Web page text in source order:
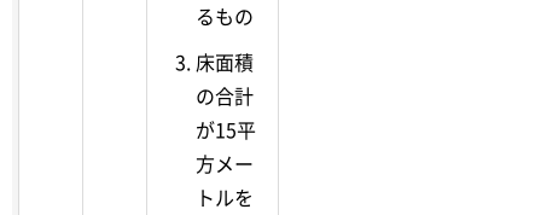
るもの
床面積
の合計
が15平
方メー
トルを